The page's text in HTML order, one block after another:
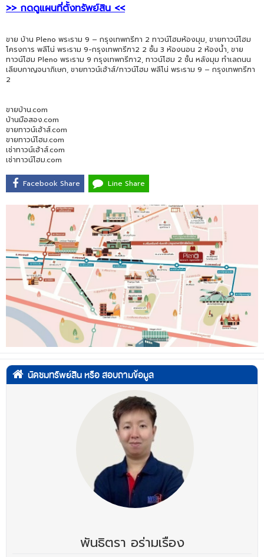
>> กดดูแผนที่ตั้งทรัพย์สิน <<
ขาย บ้าน Pleno พระราม 9 – กรุงเทพกรีฑา 2 ทาวน์โฮมห้องมุม, ขายทาวน์โฮม
โครงการ พลีโน่ พระราม 9-กรุงเทพกรีฑา2 2 ชั้น 3 ห้องนอน 2 ห้องน้ำ, ขาย
ทาวน์โฮม Pleno พระราม 9 กรุงเทพกรีฑา2, ทาวน์โฮม 2 ชั้น หลังมุม ทำเลถนน
เลียบกาญจนาภิเษก, ขายทาวน์เฮ้าส์/ทาวน์โฮม พลีโน่ พระราม 9 – กรุงเทพกรีฑา
2
ขายบ้าน.com
บ้านมือสอง.com
ขายทาวน์เฮ้าส์.com
ขายทาวน์โฮม.com
เช่าทาวน์เฮ้าส์.com
เช่าทาวน์โฮม.com
Facebook Share Line Share
นัดชมทรัพย์สิน หรือ สอบถามข้อมูล
พันธิตรา อร่ามเรือง